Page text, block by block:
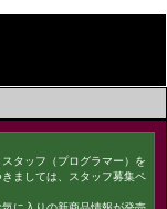
スタッフ（プログラマー）を
ましては、 スタッフ募集ペ